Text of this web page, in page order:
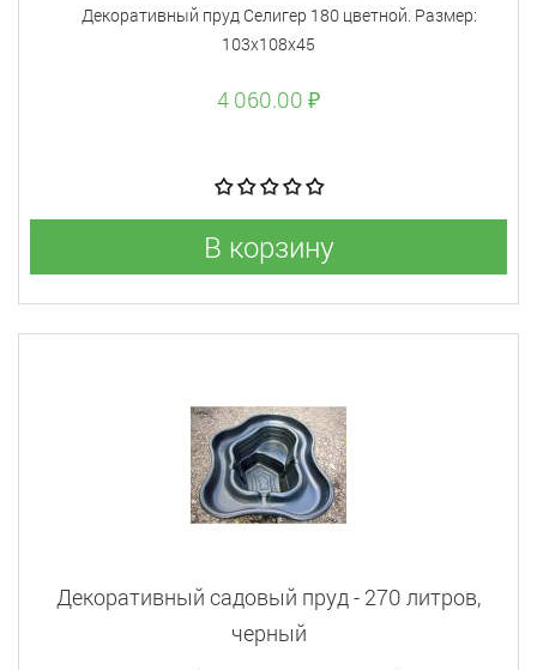
Декоративный пруд Селигер 180 цветной. Размер:
103х108х45
4 060.00 ₽
В корзину
Декоративный садовый пруд - 270 литров,
черный